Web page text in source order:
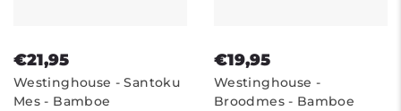
€21,95
Westinghouse - Santoku
Mes - Bamboe
€19,95
Westinghouse -
Broodmes - Bamboe